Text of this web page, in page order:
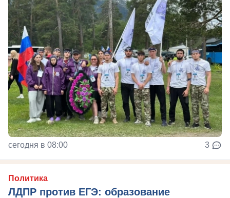
сегодня в 08:00 3
Политика
ЛДПР против ЕГЭ: образование